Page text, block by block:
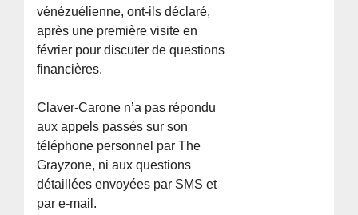
vénézuélienne, ont-ils déclaré,
après une première visite en
février pour discuter de questions
financières.
Claver-Carone n’a pas répondu
aux appels passés sur son
téléphone personnel par The
Grayzone, ni aux questions
détaillées envoyées par SMS et
par e-mail.